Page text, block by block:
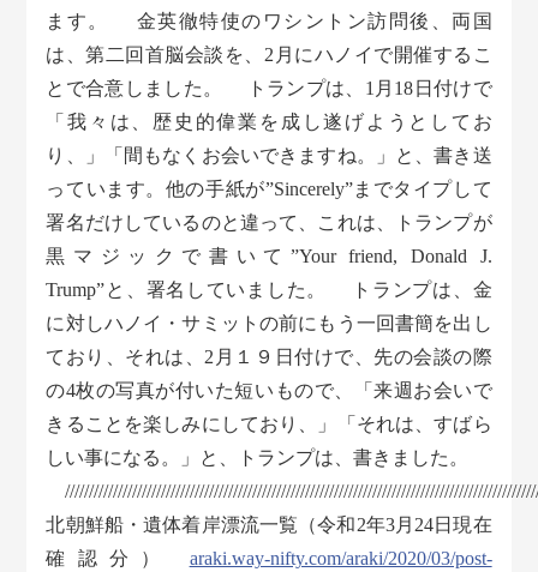
ます。 金英徹特使のワシントン訪問後、両国
は、第二回首脳会談を、2月にハノイで開催するこ
とで合意しました。 トランプは、1月18日付けで
「我々は、歴史的偉業を成し遂げようとしてお
り、」「間もなくお会いできますね。」と、書き送
っています。他の手紙が”Sincerely”までタイプして
署名だけしているのと違って、これは、トランプが
黒マジックで書いて”Your friend, Donald J.
Trump”と、署名していました。 トランプは、金
に対しハノイ・サミットの前にもう一回書簡を出し
ており、それは、2月１９日付けで、先の会談の際
の4枚の写真が付いた短いもので、「来週お会いで
きることを楽しみにしており、」「それは、すばら
しい事になる。」と、トランプは、書きました。
北朝鮮船・遺体着岸漂流一覧（令和2年3月24日現在
確認分） araki.way-nifty.com/araki/2020/03/post-